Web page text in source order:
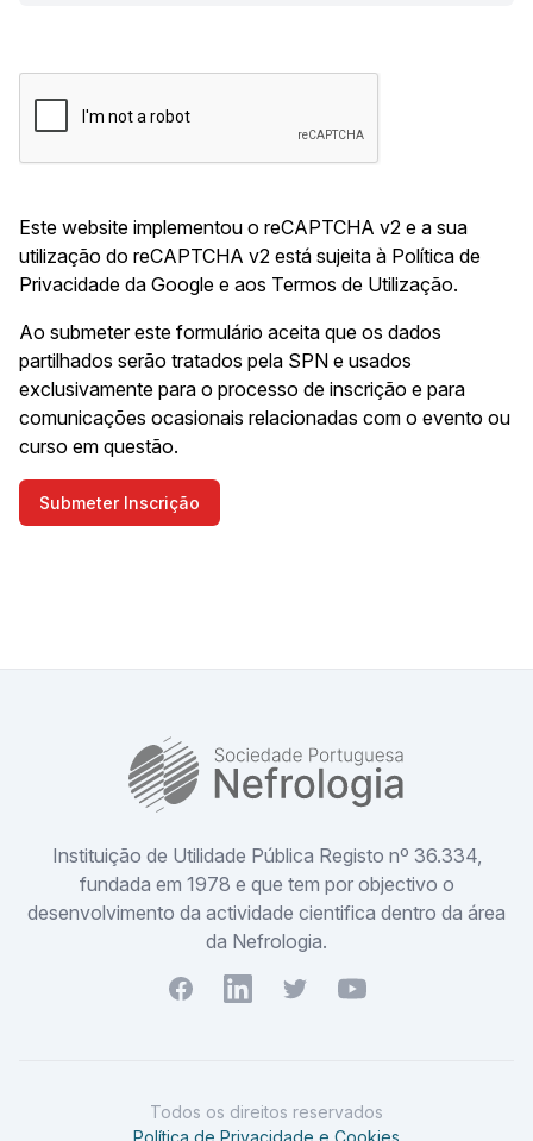
Este website implementou o reCAPTCHA v2 e a sua
utilização do reCAPTCHA v2 está sujeita à Política de
Privacidade da Google e aos Termos de Utilização.
Ao submeter este formulário aceita que os dados
partilhados serão tratados pela SPN e usados
exclusivamente para o processo de inscrição e para
comunicações ocasionais relacionadas com o evento ou
curso em questão.
Submeter Inscrição
Instituição de Utilidade Pública Registo nº 36.334,
fundada em 1978 e que tem por objectivo o
desenvolvimento da actividade cientifica dentro da área
da Nefrologia.
FacebookYoutubeTwitterYoutube
Todos os direitos reservados
Política de Privacidade e Cookies